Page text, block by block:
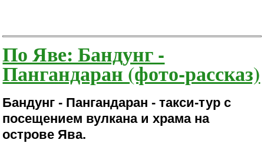
По Яве: Бандунг -
Пангандаран (фото-рассказ)
Бандунг - Пангандаран - такси-тур с
посещением вулкана и храма на
острове Ява.